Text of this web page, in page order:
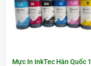
Mực In InkTec Hàn Quốc 1